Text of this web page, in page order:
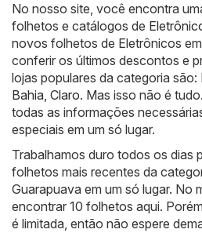
No nosso site, você encontra
folhetos e catálogos de
novos folhetos de Eletrônicos
conferir os últimos descontos e
lojas populares da categoria são:
Bahia, Claro. Mas isso não é
todas as informações
especiais em um só lugar.
Trabalhamos duro todos os dias
folhetos mais recentes da
Guarapuava em um só lugar. No
encontrar 10 folhetos aqui.
é limitada, então não espere